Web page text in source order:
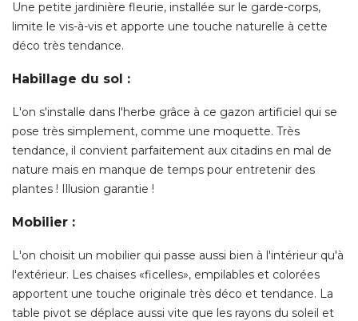
Une petite jardinière fleurie, installée sur le garde-corps,
limite le vis-à-vis et apporte une touche naturelle à cette
déco très tendance.
Habillage du sol :
L'on s'installe dans l'herbe grâce à ce gazon artificiel qui se
pose très simplement, comme une moquette. Très
tendance, il convient parfaitement aux citadins en mal de
nature mais en manque de temps pour entretenir des
plantes ! Illusion garantie !
Mobilier :
L'on choisit un mobilier qui passe aussi bien à l'intérieur qu'à
l'extérieur. Les chaises «ficelles», empilables et colorées
apportent une touche originale très déco et tendance. La
table pivot se déplace aussi vite que les rayons du soleil et